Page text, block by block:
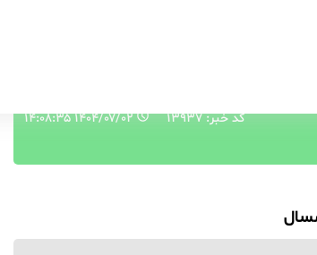
کد خبر: 13937 ۱۴۰۴/۰۷/۰۲ ۱۴:۰۸:۳۵